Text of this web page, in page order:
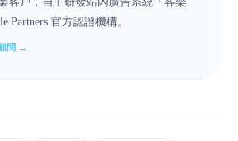
Partners 官方認證機構。
問 →